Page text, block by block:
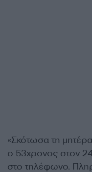
«Σκότωσα τη
ο 53χρονος στον
στο τηλέφωνο.